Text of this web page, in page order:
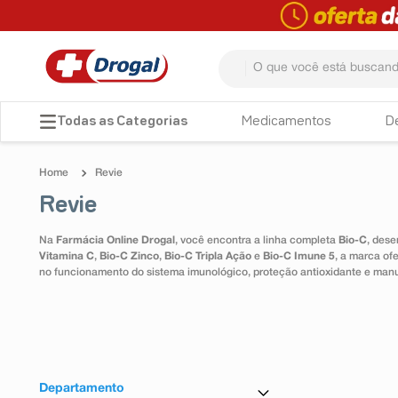
Medicamentos
Revie
Revie
Na Farmácia Online Drogal , você encontra a linha completa Bio-C,
Vitamina C, Bio-C Zinco, Bio-C Tripla Ação e Bio-C Imune 5, a marca
no funcionamento do sistema imunológico, proteção antioxidante e
Departamento
TERMOS MAIS BUSCADOS
4º lenço umedecido
5º tadalafila